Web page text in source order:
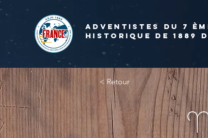
ADVENTISTES DU 7
HISTORIQUE DE
< Retour